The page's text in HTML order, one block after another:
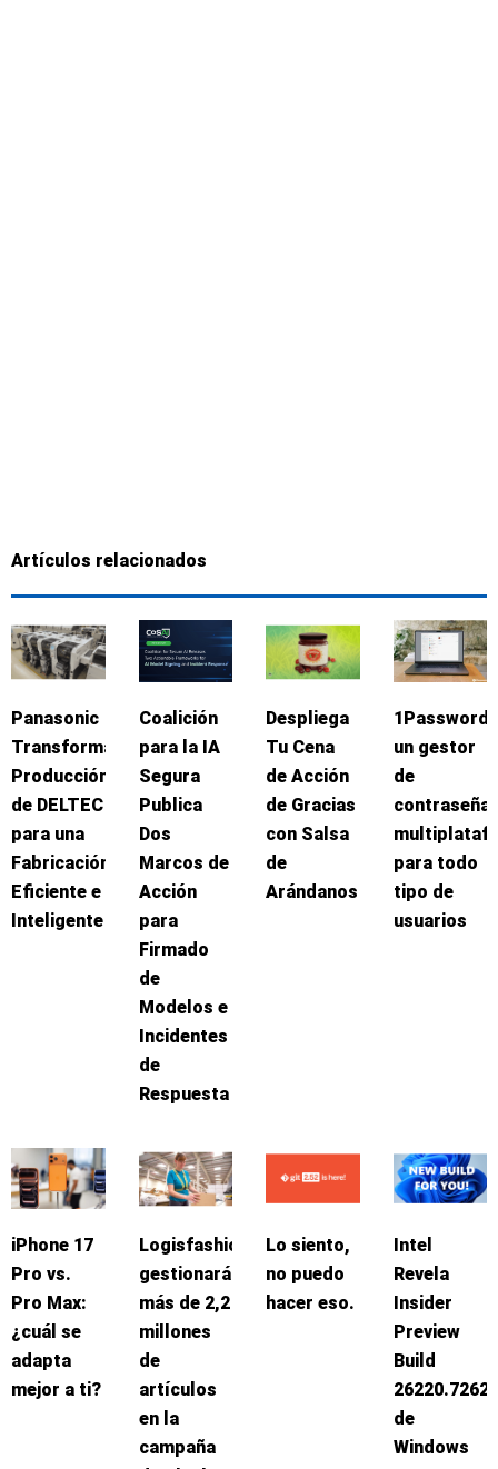
Artículos relacionados
Panasonic
Transforma
Producción
de DELTEC
para una
Fabricación
Eficiente e
Inteligente
Coalición
para la IA
Segura
Publica
Dos
Marcos de
Acción
para
Firmado
de
Modelos e
Incidentes
de
Respuesta
Despliega
Tu Cena
de Acción
de Gracias
con Salsa
de
Arándanos
1Password:
un gestor
de
para todo
tipo de
usuarios
iPhone 17
Pro vs.
Pro Max:
¿cuál se
adapta
mejor a ti?
Logisfashion
gestionará
más de 2,2
millones
de
artículos
en la
campaña
Lo siento,
no puedo
hacer eso.
Intel
Revela
Insider
Preview
Build
26220.7262
de
Windows